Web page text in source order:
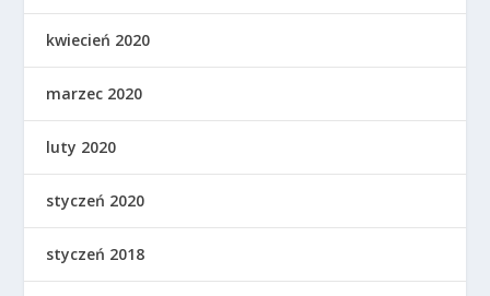
kwiecień 2020
marzec 2020
luty 2020
styczeń 2020
styczeń 2018